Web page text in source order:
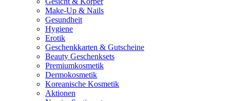
Make-Up & Nails
Gesundheit
Hygiene
Erotik
Geschenkkarten & Gutscheine
Beauty Geschenksets
Premiumkosmetik
Dermokosmetik
Koreanische Kosmetik
Aktionen